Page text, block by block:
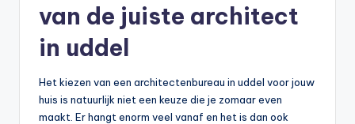
van de juiste architect
in uddel
Het kiezen van een architectenbureau in uddel voor jouw
huis is natuurlijk niet een keuze die je zomaar even
maakt. Er hangt enorm veel vanaf en het is dan ook